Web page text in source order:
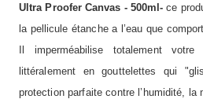
Ultra Proofer Canvas - 500ml-ce
la pellicule étanche a l’eau que
Il imperméabilise totalement
littéralement en gouttelettes qui
protection parfaite contre l’humidité,